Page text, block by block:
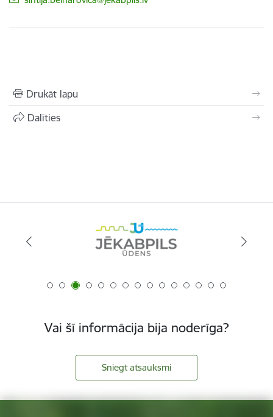
Drukāt lapu
Dalīties
Vai šī informācija bija noderīga?
Sniegt atsauksmi